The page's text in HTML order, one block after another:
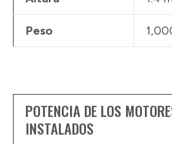
Peso
POTENCIA DE LOS
INSTALADOS